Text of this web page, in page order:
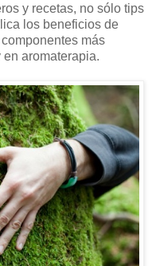
y recetas, no sólo tips
los beneficios de
más
aromaterapia.